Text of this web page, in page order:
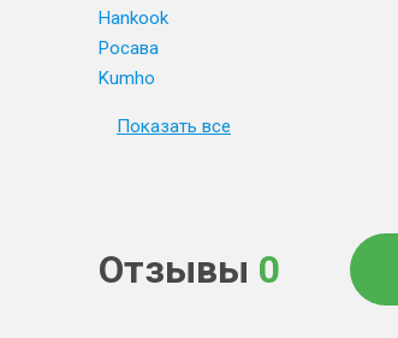
Hankook
Росава
Kumho
Показать все
Отзывы 0